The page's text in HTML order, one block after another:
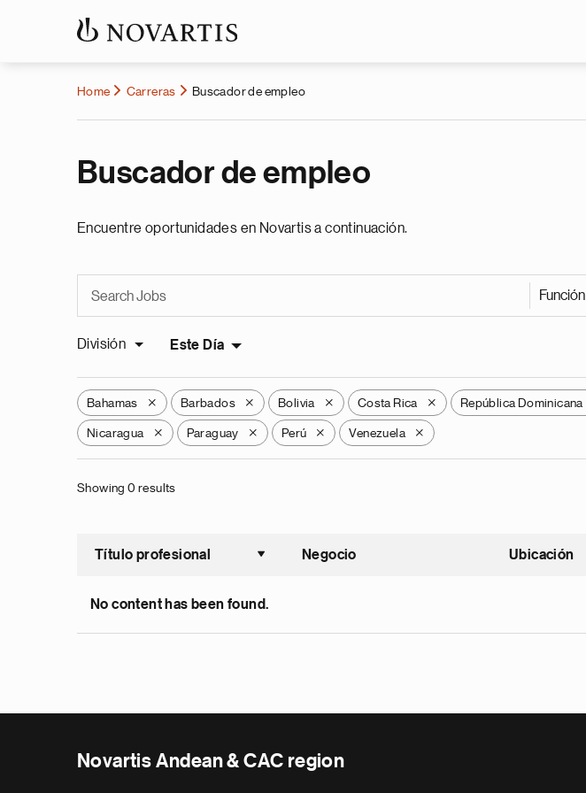
Home Carreras Buscador de empleo
Buscador de empleo
Encuentre oportunidades en Novartis a continuación.
Función
División Este Día
Bahamas X Barbados X Bolivia X Costa Rica X República Dominicana
Nicaragua X Paraguay X Perú X Venezuela X
Showing 0 results
Título profesional
Ordenar ascendente
Negocio Ubicación
No content has been found.
Novartis Andean & CAC region